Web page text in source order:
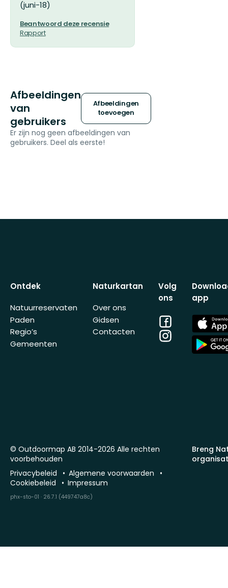
(juni-18)
Beantwoord deze recensie
Rapport
Afbeeldingen
van
gebruikers
Afbeeldingen
toevoegen
Er zijn nog geen afbeeldingen van
gebruikers. Deel als eerste!
Ontdek
Natuurreservaten
Paden
Regio’s
Gemeenten
Naturkartan
Over ons
Gidsen
Contacten
Volg
ons
Facebook
Instagram
app
App
Store
App
Store
Breng
© Outdoormap AB 2014-2026 Alle rechten
voorbehouden
Privacybeleid
Algemene voorwaarden
Cookiebeleid
Impressum
phx-sto-01 · 26.7.1 (449747a8c)